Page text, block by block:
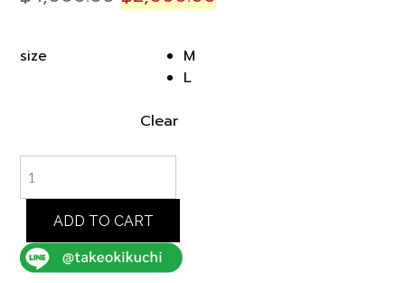
฿4,000.00.
size
M
L
Clear
SUPER
SOFT
STRETCH
EMB
LOGO
ADD TO CART